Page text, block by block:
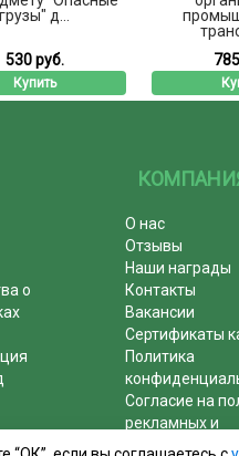
грузы" д...
530 руб.
Купить
о
О нас
Отзывы
Наши награды
Контакты
Вакансии
Сертификаты
Политика
Согласие на
рекламных и